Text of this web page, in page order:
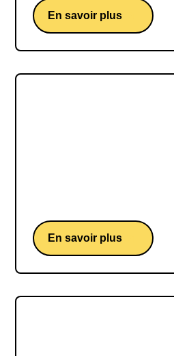
En savoir plus
En savoir plus